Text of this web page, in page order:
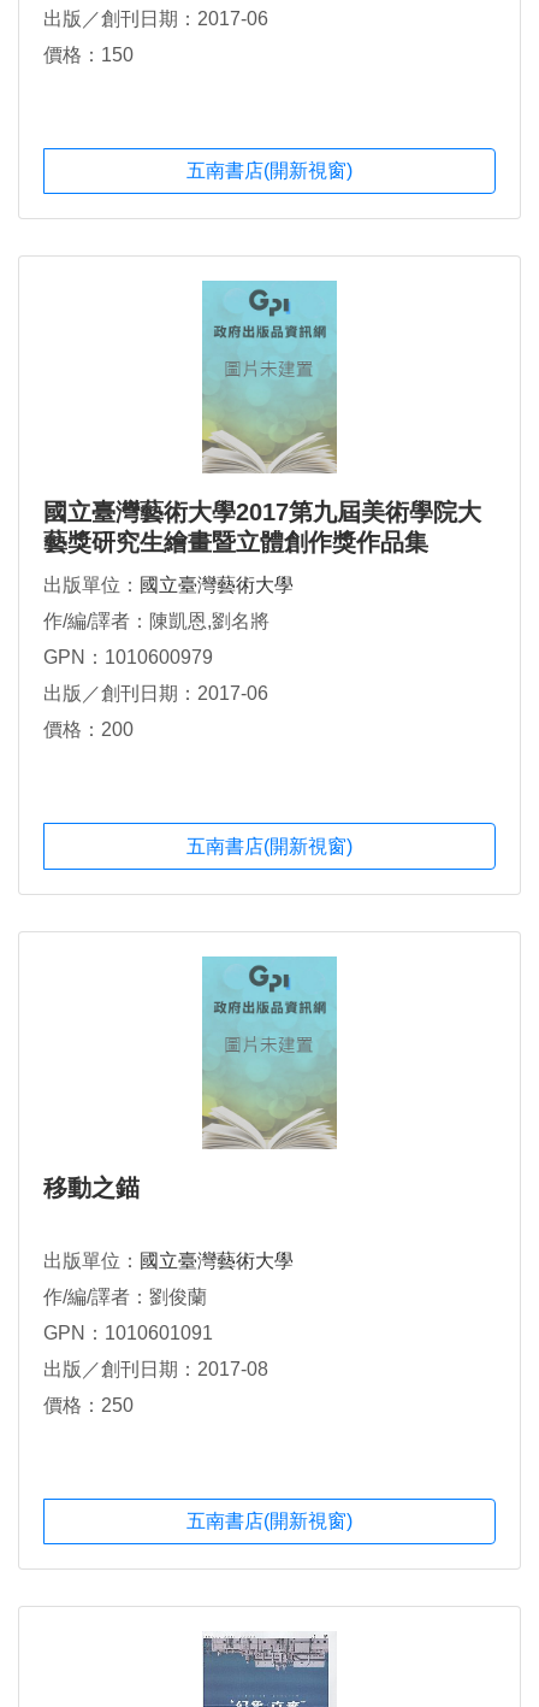
出版／創刊日期：2017-06
價格：150
五南書店(開新視窗)
國立臺灣藝術大學2017第九屆美術學院大
藝獎研究生繪畫暨立體創作獎作品集
出版單位： 國立臺灣藝術大學
作/編/譯者：陳凱恩,劉名將
GPN：1010600979
出版／創刊日期：2017-06
價格：200
五南書店(開新視窗)
移動之錨
出版單位： 國立臺灣藝術大學
作/編/譯者：劉俊蘭
GPN：1010601091
出版／創刊日期：2017-08
價格：250
五南書店(開新視窗)